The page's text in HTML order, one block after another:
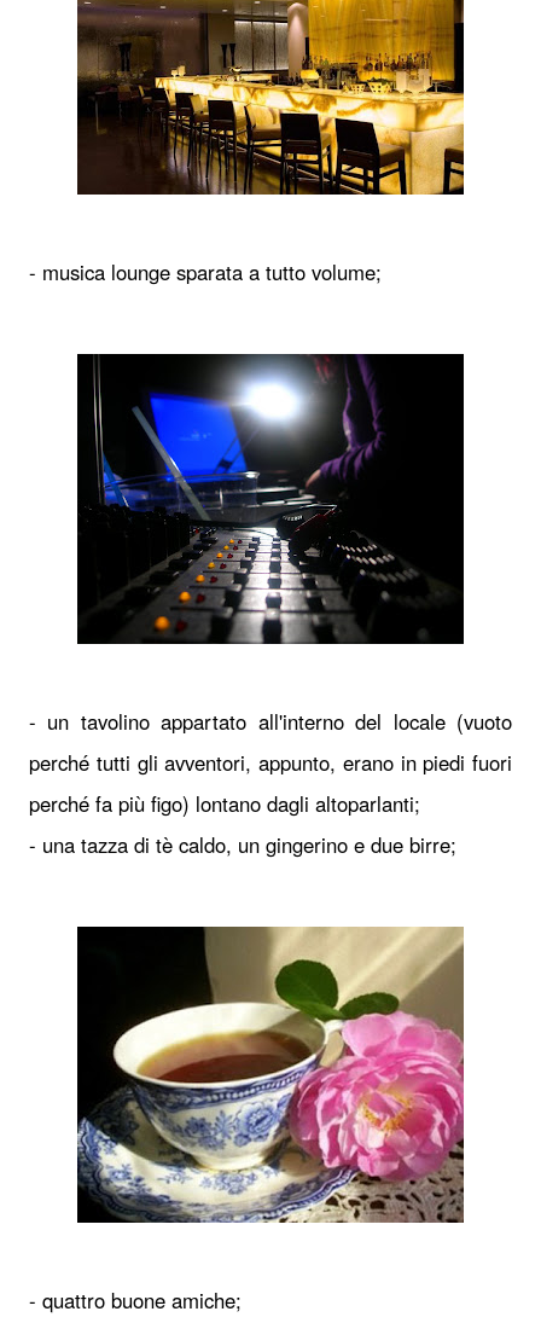
- musica lounge sparata a tutto volume;
- un tavolino appartato all'interno del locale (vuoto
perché tutti gli avventori, appunto, erano in piedi fuori
perché fa più figo) lontano dagli altoparlanti;
- una tazza di tè caldo, un gingerino e due birre;
- quattro buone amiche;